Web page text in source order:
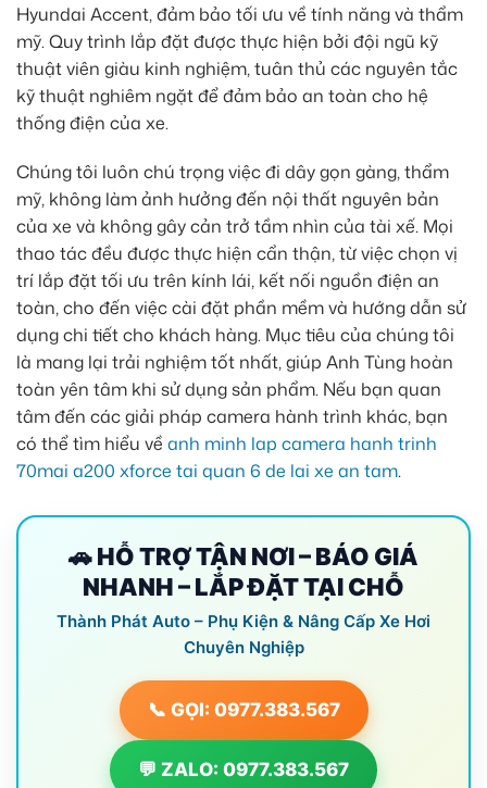
Hyundai Accent, đảm bảo tối ưu về tính năng và thẩm
mỹ. Quy trình lắp đặt được thực hiện bởi đội ngũ kỹ
thuật viên giàu kinh nghiệm, tuân thủ các nguyên tắc
kỹ thuật nghiêm ngặt để đảm bảo an toàn cho hệ
thống điện của xe.
Chúng tôi luôn chú trọng việc đi dây gọn gàng, thẩm
mỹ, không làm ảnh hưởng đến nội thất nguyên bản
của xe và không gây cản trở tầm nhìn của tài xế. Mọi
thao tác đều được thực hiện cẩn thận, từ việc chọn vị
trí lắp đặt tối ưu trên kính lái, kết nối nguồn điện an
toàn, cho đến việc cài đặt phần mềm và hướng dẫn sử
dụng chi tiết cho khách hàng. Mục tiêu của chúng tôi
là mang lại trải nghiệm tốt nhất, giúp Anh Tùng hoàn
toàn yên tâm khi sử dụng sản phẩm. Nếu bạn quan
tâm đến các giải pháp camera hành trình khác, bạn
có thể tìm hiểu về anh minh lap camera hanh trinh
70mai a200 xforce tai quan 6 de lai xe an tam.
🚗 HỖ TRỢ TẬN NƠI – BÁO GIÁ
NHANH – LẮP ĐẶT TẠI CHỖ
Thành Phát Auto – Phụ Kiện & Nâng Cấp Xe Hơi
Chuyên Nghiệp
📞 GỌI: 0977.383.567
💬 ZALO: 0977.383.567